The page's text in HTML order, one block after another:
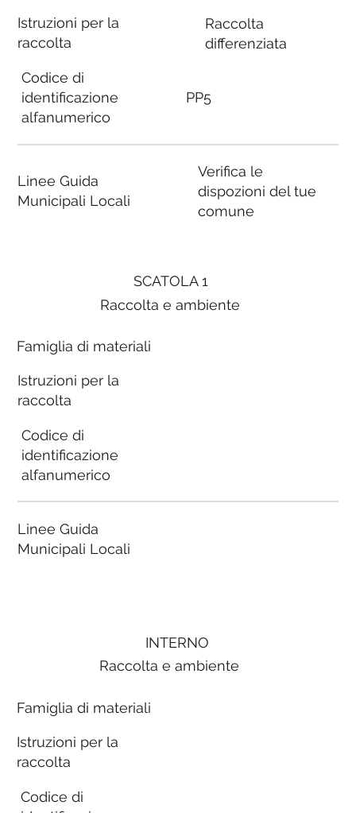
SCATOLA 1
Raccolta e ambiente
Famiglia di materiali
Istruzioni per la
raccolta
Codice di
identificazione
alfanumerico
Linee Guida
Municipali Locali
Istruzioni per la
raccolta
Codice di
identificazione
alfanumerico
Linee Guida
Municipali Locali
Raccolta
differenziata
PP5
Verifica le
dispozioni del tue
comune
INTERNO
Raccolta e ambiente
Famiglia di materiali
Istruzioni per la
raccolta
Codice di